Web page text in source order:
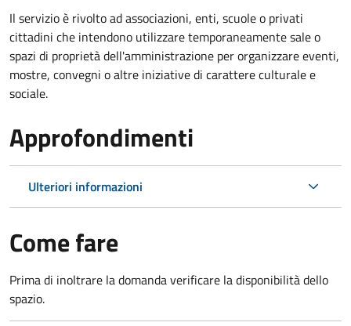
Il servizio è rivolto ad associazioni, enti, scuole o privati
cittadini che intendono utilizzare temporaneamente sale o
spazi di proprietà dell'amministrazione per organizzare eventi,
mostre, convegni o altre iniziative di carattere culturale e
sociale.
Approfondimenti
Ulteriori informazioni
Come fare
Prima di inoltrare la domanda verificare la disponibilità dello
spazio.